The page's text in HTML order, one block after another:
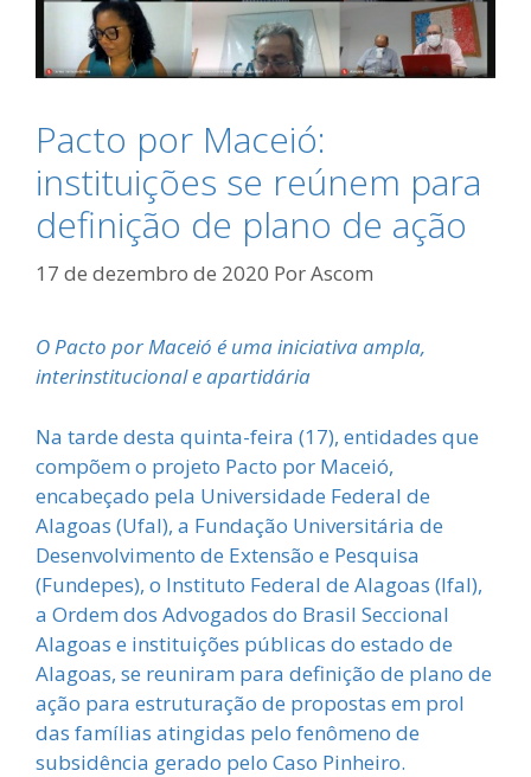
Pacto por Maceió:
instituições se reúnem para
definição de plano de ação
17 de dezembro de 2020 PorAscom
O Pacto por Maceió é uma iniciativa ampla,
interinstitucional e apartidária
Na tarde desta quinta-feira (17), entidades que
compõem o projeto Pacto por Maceió,
encabeçado pela Universidade Federal de
Alagoas (Ufal), a Fundação Universitária de
Desenvolvimento de Extensão e Pesquisa
(Fundepes), o Instituto Federal de Alagoas (Ifal),
a Ordem dos Advogados do Brasil Seccional
Alagoas e instituições públicas do estado de
Alagoas, se reuniram para definição de plano de
ação para estruturação de propostas em prol
das famílias atingidas pelo fenômeno de
subsidência gerado pelo Caso Pinheiro.